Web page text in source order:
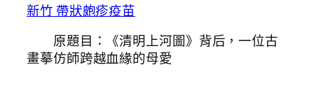
新竹 帶狀皰疹疫苗
原題目：《清明上河圖》背后，一位古
畫摹仿師跨越血緣的母愛